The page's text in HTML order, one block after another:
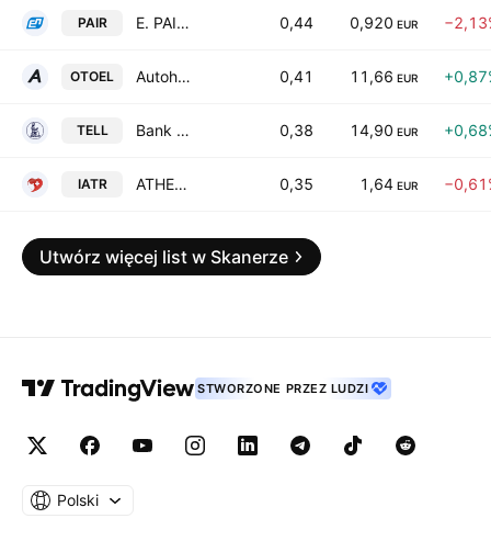
PAIR E. PAIRIS SA 0,44 0,920 EUR
OTOEL Autohellas SA 0,41 11,66 EUR
TELL Bank of Greece SA 0,38 14,90 EUR
IATR ATHENS MEDICAL CENTER S.A. 0,35 1,64 EUR
Utwórz więcej list w Skanerze
STWORZONE PRZEZ LUDZI
Polski